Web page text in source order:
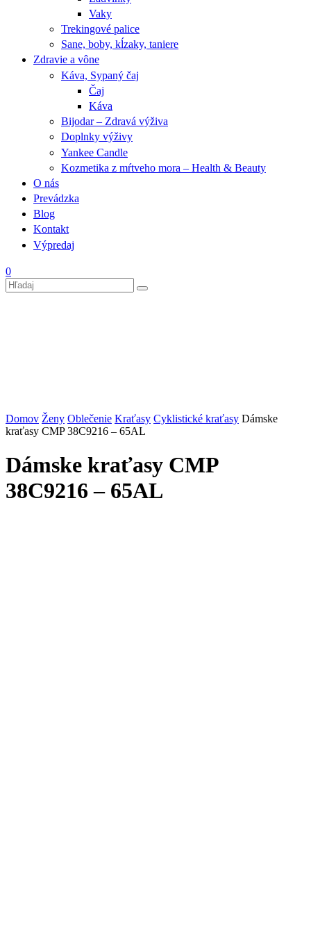
Vaky
Trekingové palice
Sane, boby, kĺzaky, taniere
Zdravie a vône
Káva, Sypaný čaj
Čaj
Káva
Bijodar – Zdravá výživa
Doplnky výživy
Yankee Candle
Kozmetika z mŕtveho mora – Health & Beauty
O nás
Prevádzka
Blog
Kontakt
Výpredaj
0
Domov Ženy Oblečenie Kraťasy Cyklistické kraťasy Dámske
kraťasy CMP 38C9216 – 65AL
Dámske kraťasy CMP
38C9216 – 65AL